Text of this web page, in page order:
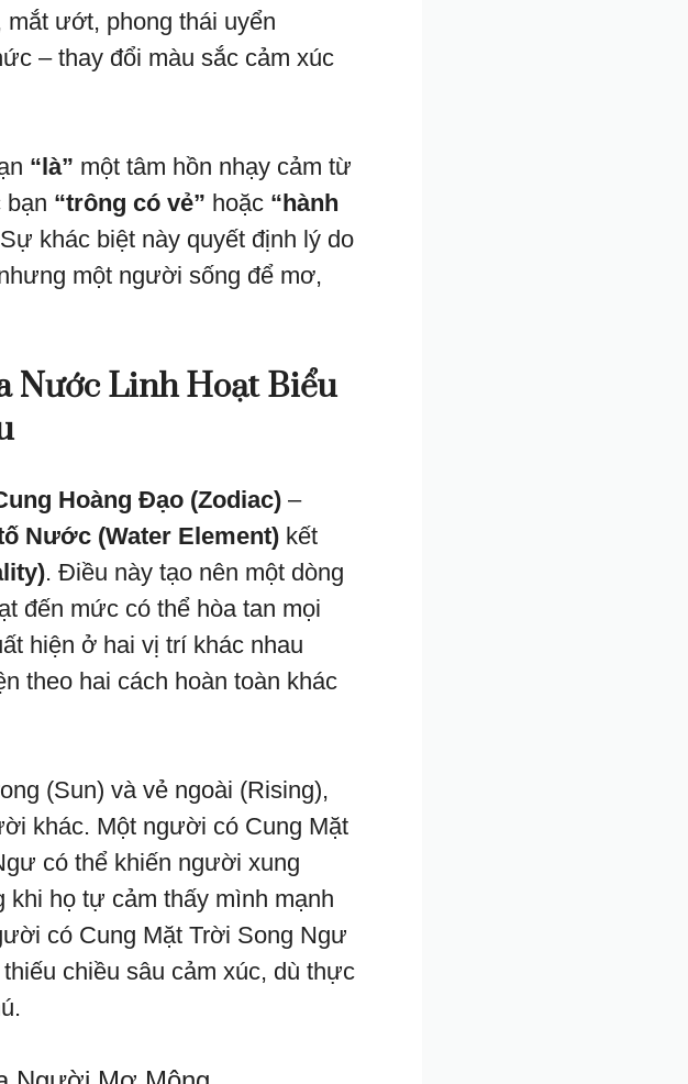
ướt, phong thái uyển
– thay đổi màu sắc cảm xúc
“là” một tâm hồn nhạy cảm từ
bạn “trông có vẻ” hoặc “hành
khác biệt này quyết định lý do
một người sống để mơ,
Nước Linh Hoạt Biểu
Hoàng Đạo (Zodiac) –
Nước (Water Element) kết
. Điều này tạo nên một dòng
đến mức có thể hòa tan mọi
hiện ở hai vị trí khác nhau
theo hai cách hoàn toàn khác
(Sun) và vẻ ngoài (Rising),
khác. Một người có Cung Mặt
có thể khiến người xung
khi họ tự cảm thấy mình mạnh
có Cung Mặt Trời Song Ngư
chiều sâu cảm xúc, dù thực